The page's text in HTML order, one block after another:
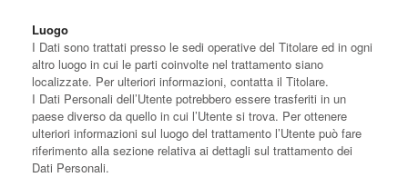
Luogo
I Dati sono trattati presso le sedi operative del Titolare ed in ogni
altro luogo in cui le parti coinvolte nel trattamento siano
localizzate. Per ulteriori informazioni, contatta il Titolare.
I Dati Personali dell’Utente potrebbero essere trasferiti in un
paese diverso da quello in cui l’Utente si trova. Per ottenere
ulteriori informazioni sul luogo del trattamento l’Utente può fare
riferimento alla sezione relativa ai dettagli sul trattamento dei
Dati Personali.